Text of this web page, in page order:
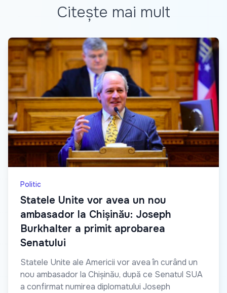
Citește mai mult
Politic
Statele Unite vor avea un nou
ambasador la Chișinău: Joseph
Burkhalter a primit aprobarea
Senatului
Statele Unite ale Americii vor avea în curând un
nou ambasador la Chișinău, după ce Senatul SUA
a confirmat numirea diplomatului Joseph